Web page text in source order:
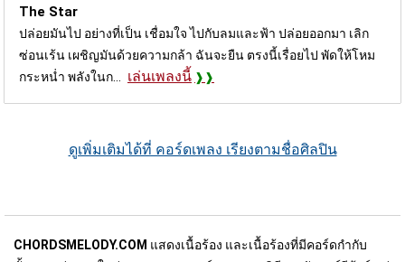
The Star
ปล่อยมันไป อย่างที่เป็น เชื่อมใจ ไปกับลมและฟ้า ปล่อยออกมา เลิก
ซ่อนเร้น เผชิญมันด้วยความกล้า ฉันจะยืน ตรงนี้เรื่อยไป พัดให้โหม
กระหน่ำ พลังในก... เล่นเพลงนี้
ดูเพิ่มเติมได้ที่ คอร์ดเพลง เรียงตามชื่อศิลปิน
CHORDSMELODY.COM แสดงเนื้อร้อง และเนื้อร้องที่มีคอร์ดกำกับ